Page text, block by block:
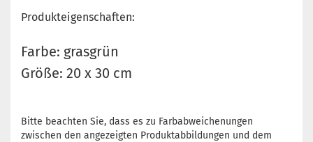
Produkteigenschaften:
Farbe: grasgrün
Größe: 20 x 30 cm
Bitte beachten Sie, dass es zu Farbabweichenungen
zwischen den angezeigten Produktabbildungen und dem